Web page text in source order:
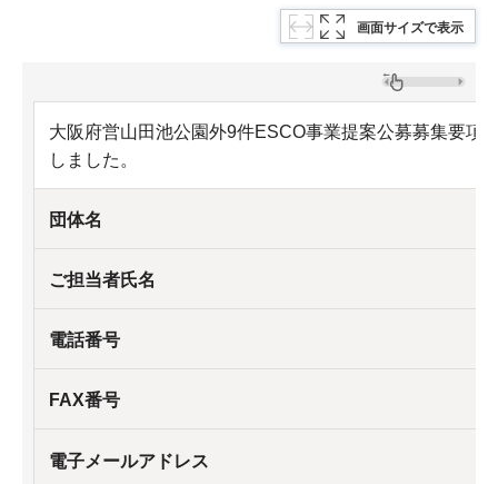
画面サイズで表示
大阪府営山田池公園外9件ESCO事業提案公募募集要項
しました。
団体名
ご担当者氏名
電話番号
FAX番号
電子メールアドレス